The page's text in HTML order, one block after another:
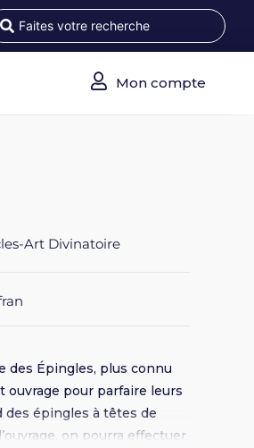
Mon compte
Art Divinatoire
des Épingles, plus connu
ouvrage pour parfaire leurs
des épingles à têtes de
on pourra effectuer